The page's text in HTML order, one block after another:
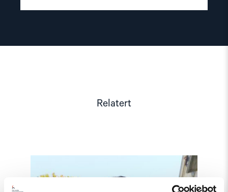
Relatert
"COP29